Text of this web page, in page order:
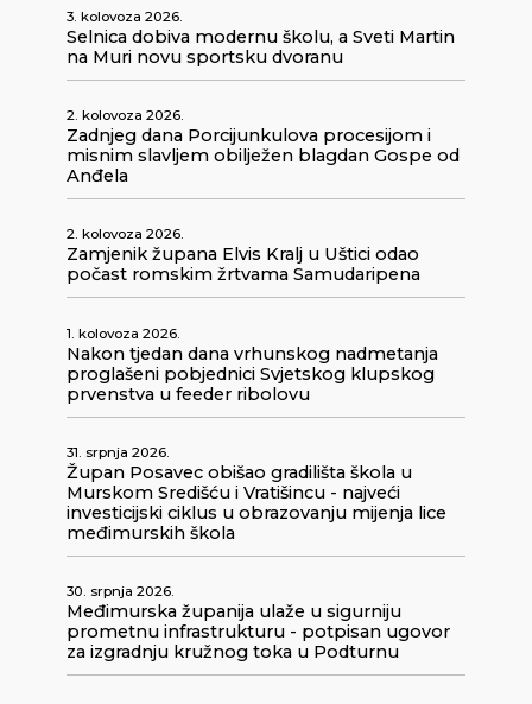
3. kolovoza 2026.
Selnica dobiva modernu školu, a Sveti Martin
na Muri novu sportsku dvoranu
2. kolovoza 2026.
Zadnjeg dana Porcijunkulova procesijom i
misnim slavljem obilježen blagdan Gospe od
Anđela
2. kolovoza 2026.
Zamjenik župana Elvis Kralj u Uštici odao
počast romskim žrtvama Samudaripena
1. kolovoza 2026.
Nakon tjedan dana vrhunskog nadmetanja
proglašeni pobjednici Svjetskog klupskog
prvenstva u feeder ribolovu
31. srpnja 2026.
Župan Posavec obišao gradilišta škola u
Murskom Središću i Vratišincu - najveći
investicijski ciklus u obrazovanju mijenja lice
međimurskih škola
30. srpnja 2026.
Međimurska županija ulaže u sigurniju
prometnu infrastrukturu - potpisan ugovor
za izgradnju kružnog toka u Podturnu